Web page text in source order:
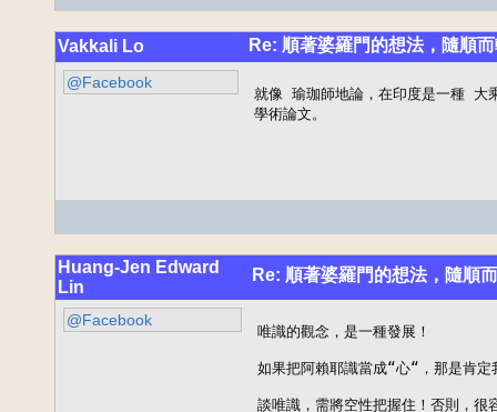
Vakkali Lo Re: 順著婆羅門的想法，隨順
@Facebook
就像 瑜珈師地論，在印度是一種 大
學術論文。
Huang-Jen Edward
Lin
Re: 順著婆羅門的想法，隨順
@Facebook
唯識的觀念，是一種發展！
如果把阿賴耶識當成“心“，那是肯
談唯識，需將空性把握住！否則，很